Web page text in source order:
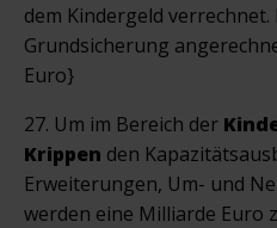
dem Kindergeld
Grundsicherung
Euro}
27. Um im Bereich der
Krippen den
Erweiterungen, Um- und
werden eine Milliarde Euro